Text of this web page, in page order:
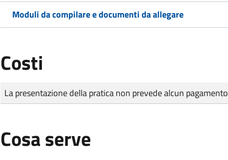
Moduli da compilare e documenti da allegare
Costi
Tipo di pagamento
Importo
La presentazione della pratica non prevede alcun pagamento
Cosa serve